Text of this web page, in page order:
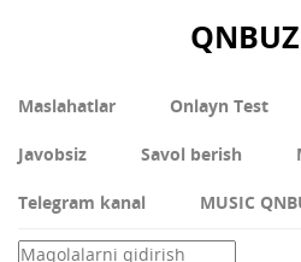
QNBUZ
Maslahatlar Onlayn Test
Javobsiz Savol berish
Telegram kanal MUSIC